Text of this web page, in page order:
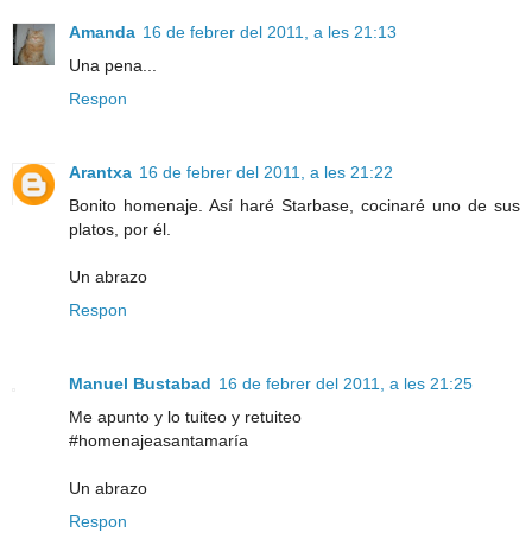
Amanda 16 de febrer del 2011, a les 21:13
Una pena...
Respon
Arantxa 16 de febrer del 2011, a les 21:22
Bonito homenaje. Así haré Starbase, cocinaré uno de sus
platos, por él.
Un abrazo
Respon
Manuel Bustabad 16 de febrer del 2011, a les 21:25
Me apunto y lo tuiteo y retuiteo
#homenajeasantamaría
Un abrazo
Respon